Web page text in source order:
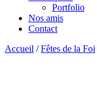
Portfolio
Nos amis
Contact
Accueil /Fêtes de la Foi